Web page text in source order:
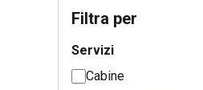
Filtra per
Servizi
Cabine